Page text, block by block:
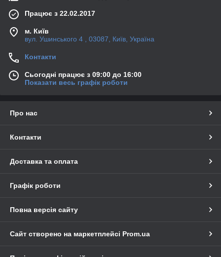
Працює з 22.02.2017
м. Київ
вул. Ушинського 4 , 03087, Київ, Україна
Контакти
Сьогодні працює з 09:00 до 16:00
Показати весь графік роботи
Про нас
Контакти
Доставка та оплата
Графік роботи
Повна версія сайту
Сайт створено на маркетплейсі Prom.ua